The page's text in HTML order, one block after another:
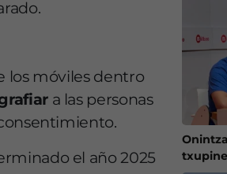
los móviles dentro
a las personas
el año 2025